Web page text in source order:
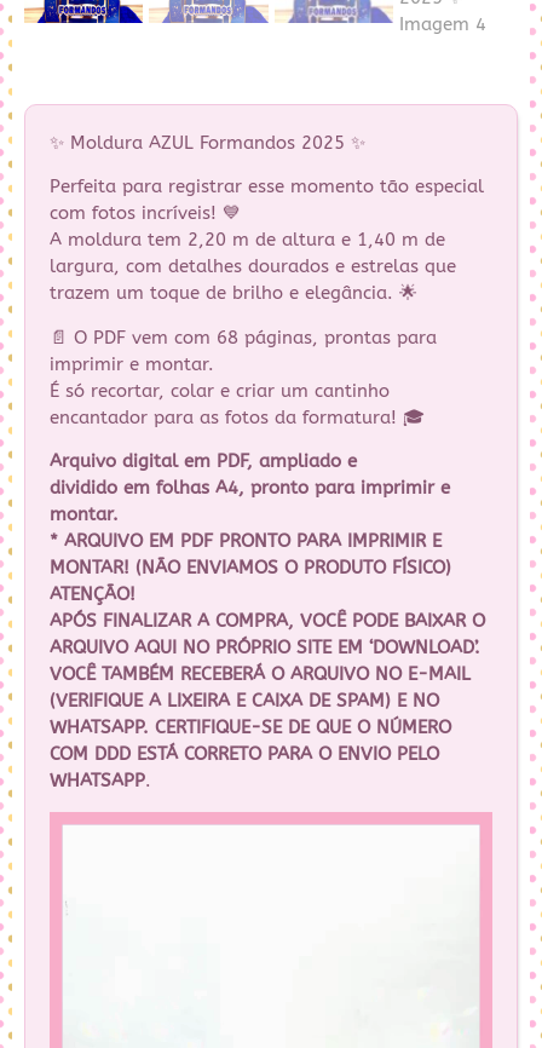
✨ Moldura AZUL Formandos 2025 ✨
Perfeita para registrar esse momento tão especial
com fotos incríveis! 💙
A moldura tem 2,20 m de altura e 1,40 m de
largura, com detalhes dourados e estrelas que
trazem um toque de brilho e elegância. 🌟
📄 O PDF vem com 68 páginas, prontas para
imprimir e montar.
É só recortar, colar e criar um cantinho
encantador para as fotos da formatura! 🎓
Arquivo digital em PDF, ampliado e
dividido em folhas A4, pronto para imprimir e
montar.
* ARQUIVO EM PDF PRONTO PARA IMPRIMIR E
MONTAR! (NÃO ENVIAMOS O PRODUTO FÍSICO)
ATENÇÃO!
APÓS FINALIZAR A COMPRA, VOCÊ PODE BAIXAR O
ARQUIVO AQUI NO PRÓPRIO SITE EM ‘DOWNLOAD’.
VOCÊ TAMBÉM RECEBERÁ O ARQUIVO NO E-MAIL
(VERIFIQUE A LIXEIRA E CAIXA DE SPAM) E NO
WHATSAPP. CERTIFIQUE-SE DE QUE O NÚMERO
COM DDD ESTÁ CORRETO PARA O ENVIO PELO
WHATSAPP.
Tocador